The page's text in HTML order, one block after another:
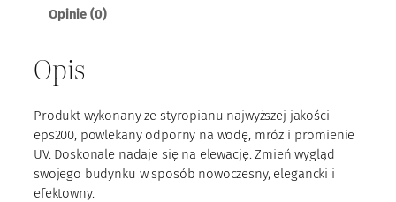
P
S
3
Opinie (0)
Opis
Produkt wykonany ze styropianu najwyższej jakości
eps200, powlekany odporny na wodę, mróz i promienie
UV. Doskonale nadaje się na elewację. Zmień wygląd
swojego budynku w sposób nowoczesny, elegancki i
efektowny.